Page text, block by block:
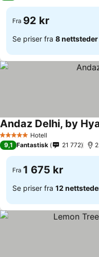
Fra 92 kr
Se priser fra 8 nettsteder
5 Stjerner Hotell
Andaz Delhi, by
9,1 Fantastisk 21 772
Fra 1 675 kr
Se priser fra 12